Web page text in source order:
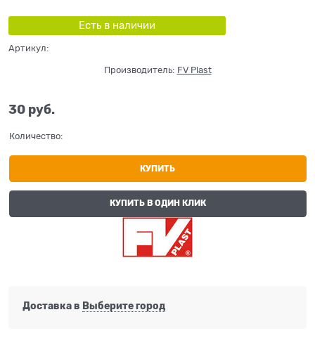
Есть в наличии
Артикул:
Производитель: FV Plast
30 руб.
Количество:
КУПИТЬ
КУПИТЬ В ОДИН КЛИК
Доставка в Выберите город